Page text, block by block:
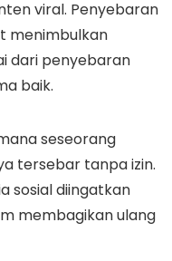
viral. Penyebaran
menimbulkan
dari penyebaran
baik.
seseorang
tersebar tanpa izin.
sosial diingatkan
membagikan ulang